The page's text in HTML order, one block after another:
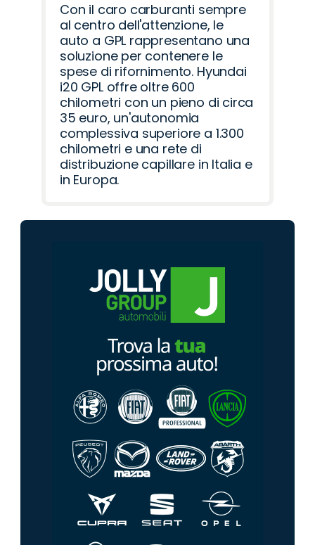
Con il caro carburanti sempre
al centro dell'attenzione, le
auto a GPL rappresentano una
soluzione per contenere le
spese di rifornimento. Hyundai
i20 GPL offre oltre 600
chilometri con un pieno di circa
35 euro, un'autonomia
complessiva superiore a 1.300
chilometri e una rete di
distribuzione capillare in Italia e
in Europa.